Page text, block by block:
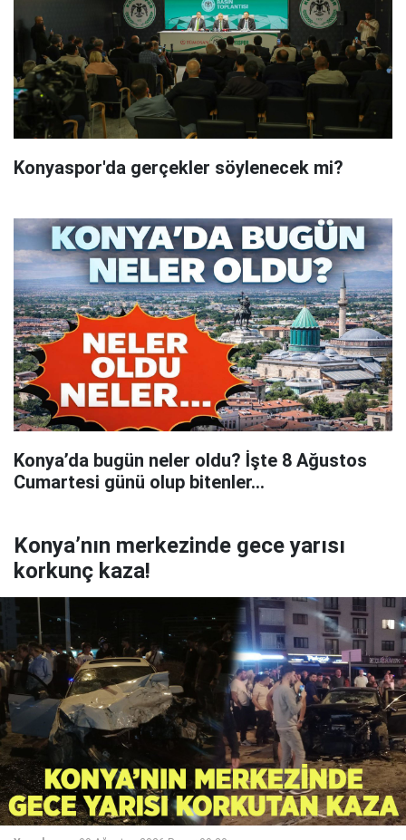
Konyaspor'da gerçekler söylenecek mi?
Konya’da bugün neler oldu? İşte 8 Ağustos
Cumartesi günü olup bitenler…
Konya’nın merkezinde gece yarısı
korkunç kaza!